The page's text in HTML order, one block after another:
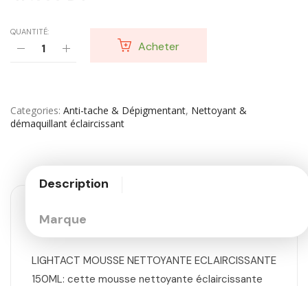
QUANTITÉ:
Acheter
Categories Anti-tache & Dépigmentant, Nettoyant &
démaquillant éclaircissant
Description
Marque
LIGHTACT MOUSSE NETTOYANTE ECLAIRCISSANTE
150ML: cette mousse nettoyante éclaircissante